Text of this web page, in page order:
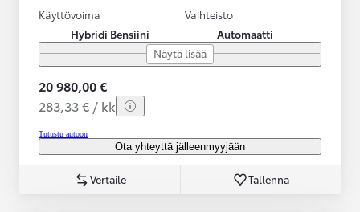
Käyttövoima
Hybridi Bensiini
Vaihteisto
Automaatti
Näytä lisää
20 980,00 €
283,33 € / kk
Tutustu autoon
Ota yhteyttä jälleenmyyjään
Vertaile Tallenna